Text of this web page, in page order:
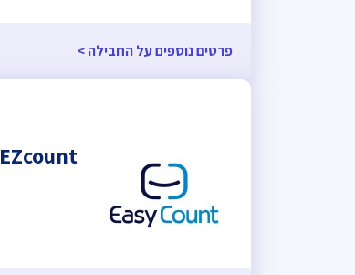
פרטים נוספים על החבילה >
EZcount חבילת שתיל